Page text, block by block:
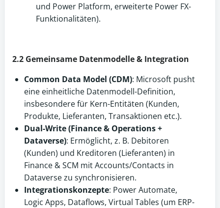
und Power Platform, erweiterte Power FX-
Funktionalitäten).
2.2 Gemeinsame Datenmodelle & Integration
Common Data Model (CDM): Microsoft pusht
eine einheitliche Datenmodell-Definition,
insbesondere für Kern-Entitäten (Kunden,
Produkte, Lieferanten, Transaktionen etc.).
Dual-Write (Finance & Operations +
Dataverse): Ermöglicht, z. B. Debitoren
(Kunden) und Kreditoren (Lieferanten) in
Finance & SCM mit Accounts/Contacts in
Dataverse zu synchronisieren.
Integrationskonzepte: Power Automate,
Logic Apps, Dataflows, Virtual Tables (um ERP-